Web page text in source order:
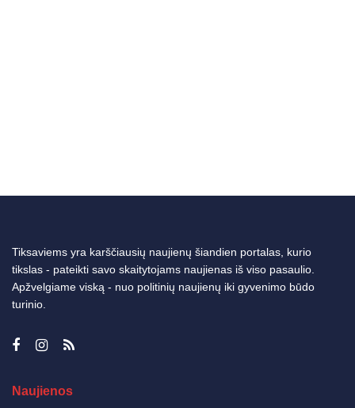
Tiksaviems yra karščiausių naujienų šiandien portalas, kurio
tikslas - pateikti savo skaitytojams naujienas iš viso pasaulio.
Apžvelgiame viską - nuo politinių naujienų iki gyvenimo būdo
turinio.
Naujienos